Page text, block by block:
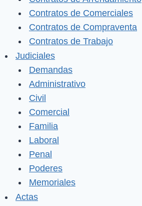
Contratos de Comerciales
Contratos de Compraventa
Contratos de Trabajo
Judiciales
Demandas
Administrativo
Civil
Comercial
Familia
Laboral
Penal
Poderes
Memoriales
Actas